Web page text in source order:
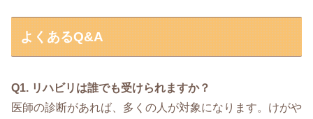
よくあるQ&A
Q1. リハビリは誰でも受けられますか？
医師の診断があれば、多くの人が対象になります。けがや